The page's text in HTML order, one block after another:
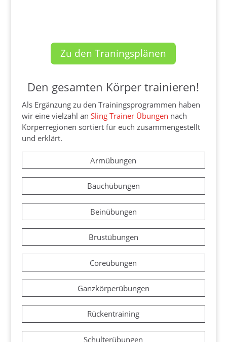
Zu den Traningsplänen
Den gesamten Körper trainieren!
Als Ergänzung zu den Trainingsprogrammen haben
wir eine vielzahl an Sling Trainer Übungen nach
Körperregionen sortiert für euch zusammengestellt
und erklärt.
Armübungen
Bauchübungen
Beinübungen
Brustübungen
Coreübungen
Ganzkörperübungen
Rückentraining
Schulterübungen